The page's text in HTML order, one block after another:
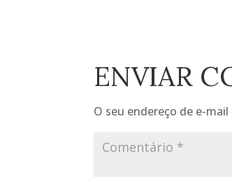
ENVIAR
O seu endereço de e-